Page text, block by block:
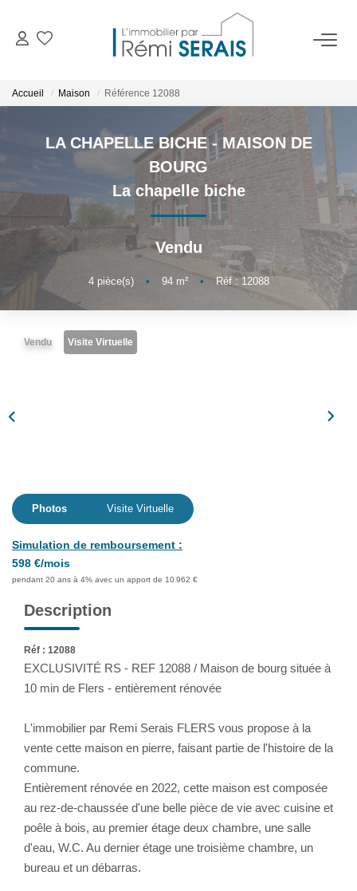
LOUER
VENDRE
BIENS VENDUS
ADMINISTRATION DE BIENS
Gestion
Accueil Maison Référence 12088
LA CHAPELLE BICHE - MAISON DE
BOURG
La chapelle biche
Vendu
4pièce(s) • 94m² • Réf : 12088
Vendu Visite Virtuelle
Simulation de remboursement :
598 €/mois
pendant 20 ans à 4% avec un apport de 10 962 €
Photos Visite Virtuelle
Description
Réf : 12088
EXCLUSIVITÉ RS - REF 12088 / Maison de bourg située à
10 min de Flers - entièrement rénovée
L'immobilier par Remi Serais FLERS vous propose à la
vente cette maison en pierre, faisant partie de l'histoire de la
commune.
Entièrement rénovée en 2022, cette maison est composée
au rez-de-chaussée d'une belle pièce de vie avec cuisine et
poêle à bois, au premier étage deux chambre, une salle
d'eau, W.C. Au dernier étage une troisième chambre, un
bureau et un débarras.